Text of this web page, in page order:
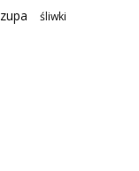
zupa śliwki